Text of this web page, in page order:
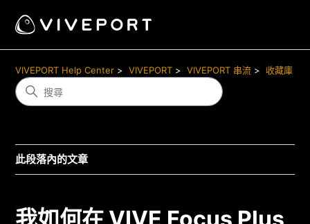
VIVEPORT Help Center VIVEPORT VIVEPORT 串流 收藏庫
此段落內的文章